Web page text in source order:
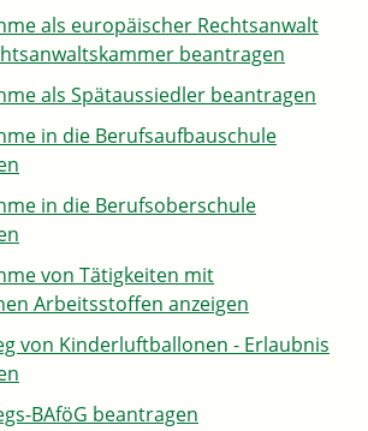
als europäischer Rechtsanwalt
beantragen
als Spätaussiedler beantragen
in die Berufsaufbauschule
in die Berufsoberschule
von Tätigkeiten mit
Arbeitsstoffen anzeigen
von Kinderluftballonen - Erlaubnis
BAföG beantragen